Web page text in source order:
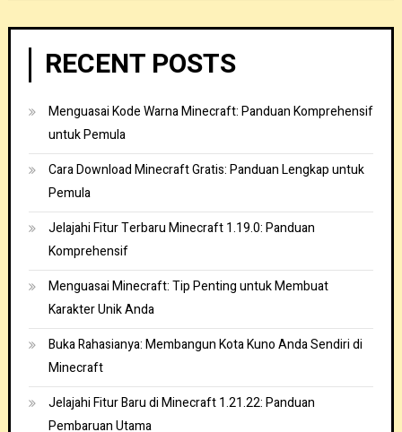
RECENT POSTS
Menguasai Kode Warna Minecraft: Panduan Komprehensif
untuk Pemula
Cara Download Minecraft Gratis: Panduan Lengkap untuk
Pemula
Jelajahi Fitur Terbaru Minecraft 1.19.0: Panduan
Komprehensif
Menguasai Minecraft: Tip Penting untuk Membuat
Karakter Unik Anda
Buka Rahasianya: Membangun Kota Kuno Anda Sendiri di
Minecraft
Jelajahi Fitur Baru di Minecraft 1.21.22: Panduan
Pembaruan Utama